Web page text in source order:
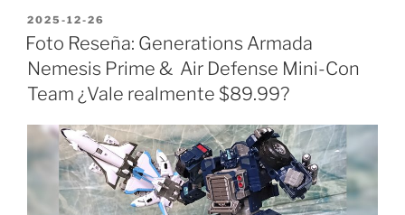
POSTED
ON
2025-12-26
Foto Reseña: Generations Armada
Nemesis Prime & Air Defense Mini-Con
Team ¿Vale realmente $89.99?